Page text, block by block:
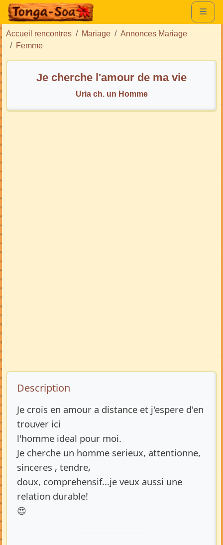
Accueil rencontres Mariage
Annonces Mariage
Femme
Je cherche l'amour de ma vie
Uria ch. un Homme
Description de l’annonce
Description
Je crois en amour a distance et j'espere d'en
trouver ici
l'homme ideal pour moi.
Je cherche un homme serieux, attentionne,
sinceres , tendre,
doux, comprehensif...je veux aussi une
relation durable!
😍